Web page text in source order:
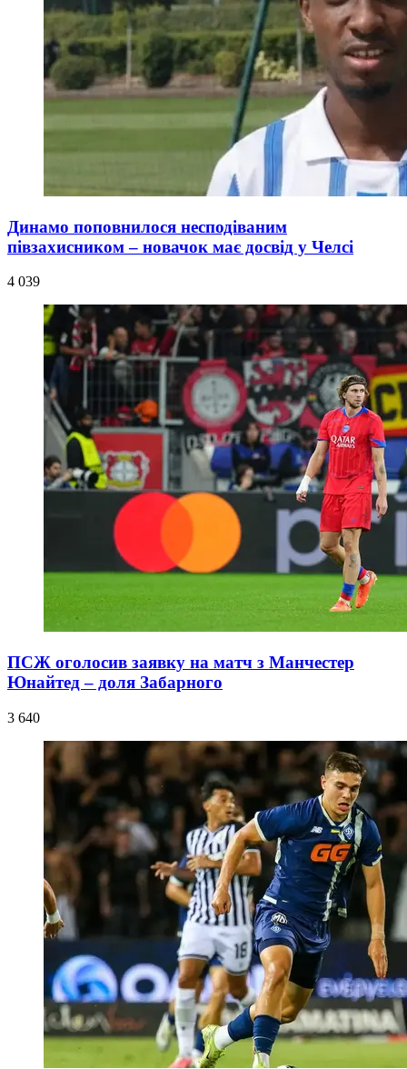
Динамо поповнилося несподіваним
півзахисником – новачок має досвід у Челсі
4 039
ПСЖ оголосив заявку на матч з Манчестер
Юнайтед – доля Забарного
3 640